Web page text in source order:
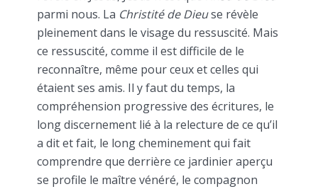
parmi nous. La Christité de Dieuse révèle
pleinement dans le visage du ressuscité. Mais
ce ressuscité, comme il est difficile de le
reconnaître, même pour ceux et celles qui
étaient ses amis. Il y faut du temps, la
compréhension progressive des écritures, le
long discernement lié à la relecture de ce qu’il
a dit et fait, le long cheminement qui fait
comprendre que derrière ce jardinier aperçu
se profile le maître vénéré, le compagnon